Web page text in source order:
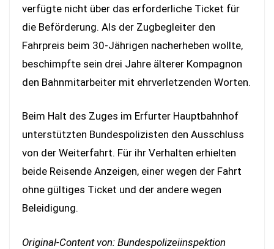
verfügte nicht über das erforderliche Ticket für
die Beförderung. Als der Zugbegleiter den
Fahrpreis beim 30-Jährigen nacherheben wollte,
beschimpfte sein drei Jahre älterer Kompagnon
den Bahnmitarbeiter mit ehrverletzenden Worten.
Beim Halt des Zuges im Erfurter Hauptbahnhof
unterstützten Bundespolizisten den Ausschluss
von der Weiterfahrt. Für ihr Verhalten erhielten
beide Reisende Anzeigen, einer wegen der Fahrt
ohne gültiges Ticket und der andere wegen
Beleidigung.
Original-Content von: Bundespolizeiinspektion